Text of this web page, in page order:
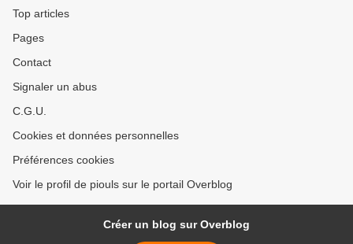
Top articles
Pages
Contact
Signaler un abus
C.G.U.
Cookies et données personnelles
Préférences cookies
Voir le profil de piouls sur le portail Overblog
Créer un blog sur Overblog